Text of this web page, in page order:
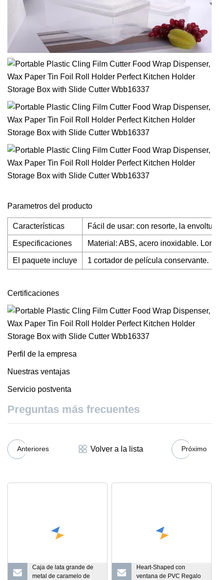
Parametros del producto
Características Fácil de usar: con resorte, la
Especificaciones Material: ABS, acero inoxidable.
El paquete incluye 1 cortador de película conservante.
Certificaciones
Perfil de la empresa
Nuestras ventajas
Servicio postventa
Preguntas más frecuentes
Anteriores Volver a la lista Próximo
Caja de lata grande de
metal de caramelo de
Heart-Shaped con
ventana de PVC Regalo